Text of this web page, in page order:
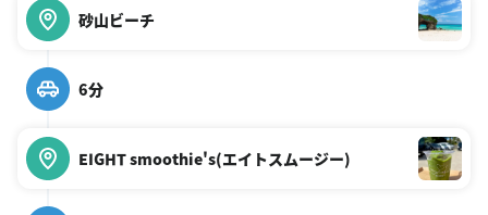
砂山ビーチ
6分
EIGHT smoothie's(エイトスムージー)